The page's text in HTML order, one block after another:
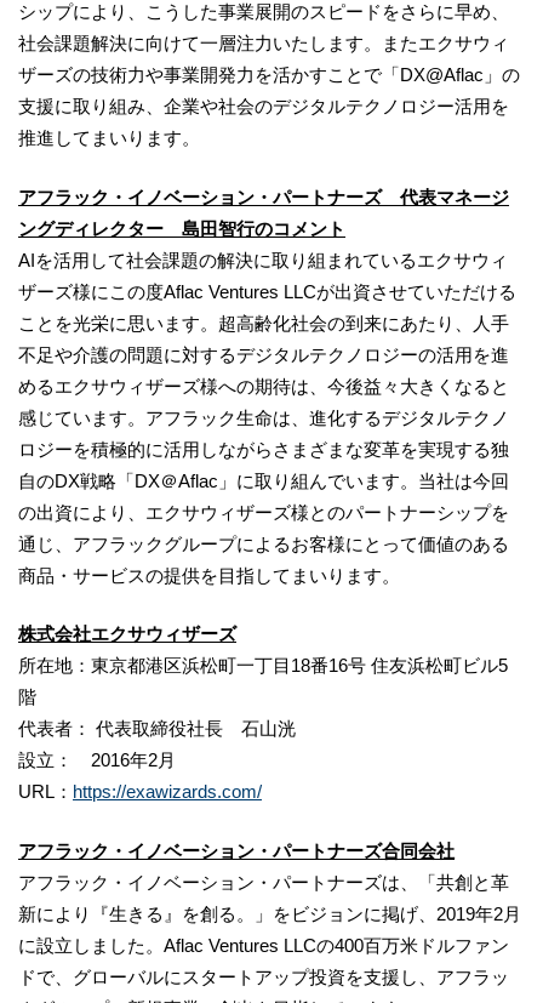
シップにより、こうした事業展開のスピードをさらに早め、
社会課題解決に向けて一層注力いたします。またエクサウィ
ザーズの技術力や事業開発力を活かすことで「DX@Aflac」の
支援に取り組み、企業や社会のデジタルテクノロジー活用を
推進してまいります。
アフラック・イノベーション・パートナーズ
代表マネージ
ングディレクター 島田智行のコメント
AIを活用して社会課題の解決に取り組まれているエクサウィ
ザーズ様にこの度Aflac Ventures LLCが出資させていただける
ことを光栄に思います。超高齢化社会の到来にあたり、人手
不足や介護の問題に対するデジタルテクノロジーの活用を進
めるエクサウィザーズ様への期待は、今後益々大きくなると
感じています。アフラック生命は、進化するデジタルテクノ
ロジーを積極的に活用しながらさまざまな変革を実現する独
自のDX戦略「DX＠Aflac」に取り組んでいます。当社は今回
の出資により、エクサウィザーズ様とのパートナーシップを
通じ、アフラックグループによるお客様にとって価値のある
商品・サービスの提供を目指してまいります。
株式会社エクサウィザーズ
所在地：東京都港区浜松町一丁目18番16号 住友浜松町ビル5
階
代表者： 代表取締役社長 石山洸
設立： 2016年2月
URL： https://exawizards.com/
アフラック・イノベーション・パートナーズ合同会社
アフラック・イノベーション・パートナーズは、「共創と革
新により『生きる』を創る。」をビジョンに掲げ、2019年2月
に設立しました。Aflac Ventures LLCの400百万米ドルファン
ドで、グローバルにスタートアップ投資を支援し、アフラッ